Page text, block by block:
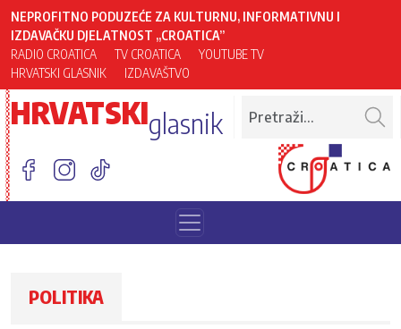
NEPROFITNO PODUZEĆE ZA KULTURNU, INFORMATIVNU I
IZDAVAČKU DJELATNOST „CROATICA”
RADIO CROATICA
TV CROATICA
YOUTUBE TV
HRVATSKI GLASNIK
IZDAVAŠTVO
HRVATSKIglasnik
POLITIKA